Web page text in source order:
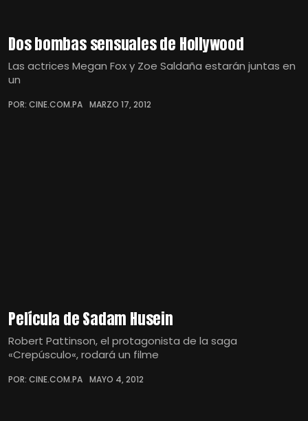
Dos bombas sensuales de Hollywood
Las actrices Megan Fox y Zoe Saldaña estarán juntas en
un
POR: CINE.COM.PA MARZO 17, 2012
Película de Sadam Husein
Robert Pattinson, el protagonista de la saga
«Crepúsculo«, rodará un filme
POR: CINE.COM.PA MAYO 4, 2012